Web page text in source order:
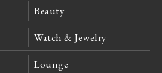
Beauty
Watch & Jewelry
Lounge